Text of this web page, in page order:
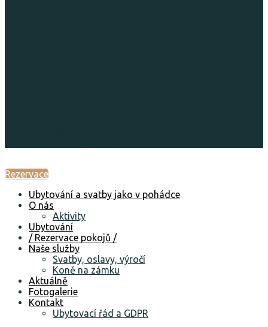
Rezervace
Ubytování a svatby jako v pohádce
O nás
Aktivity
Ubytování
/ Rezervace pokojů /
Naše služby
Svatby, oslavy, výročí
Koně na zámku
Aktuálně
Fotogalerie
Kontakt
Ubytovací řád a GDPR